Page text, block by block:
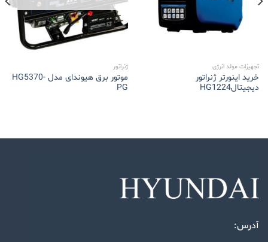
تجهیزات مولد انرژی
خرید اینورتر ژنراتور
دیجیتالHG1224
ژنراتور
موتور برق هیوندای مدل HG5370-
PG
آدرس: